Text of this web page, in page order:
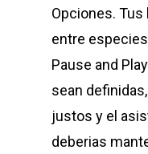
Opciones.
entre
Pause and
sean
justos y el
deberias